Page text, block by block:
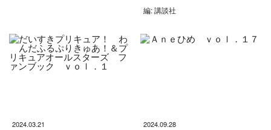
編: 講談社
2024.03.21 2024.09.28